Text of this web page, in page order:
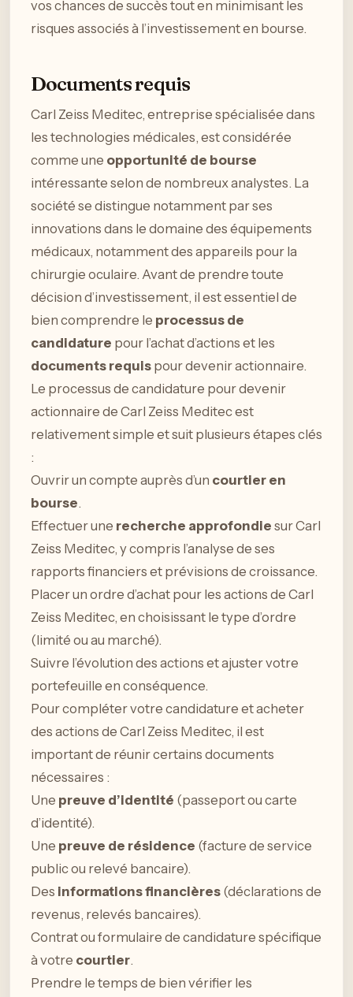
vos chances de succès tout en minimisant les
risques associés à l’investissement en bourse.
Documents requis
Carl Zeiss Meditec, entreprise spécialisée dans
les technologies médicales, est considérée
comme une opportunité de bourse
intéressante selon de nombreux analystes. La
société se distingue notamment par ses
innovations dans le domaine des équipements
médicaux, notamment des appareils pour la
chirurgie oculaire. Avant de prendre toute
décision d’investissement, il est essentiel de
bien comprendre le processus de
candidature pour l’achat d’actions et les
documents requis pour devenir actionnaire.
Le processus de candidature pour devenir
actionnaire de Carl Zeiss Meditec est
relativement simple et suit plusieurs étapes clés
:
Ouvrir un compte auprès d’un courtier en
bourse.
Effectuer une recherche approfondie sur Carl
Zeiss Meditec, y compris l’analyse de ses
rapports financiers et prévisions de croissance.
Placer un ordre d’achat pour les actions de Carl
Zeiss Meditec, en choisissant le type d’ordre
(limité ou au marché).
Suivre l’évolution des actions et ajuster votre
portefeuille en conséquence.
Pour compléter votre candidature et acheter
des actions de Carl Zeiss Meditec, il est
important de réunir certains documents
nécessaires :
Une preuve d’identité (passeport ou carte
d’identité).
Une preuve de résidence (facture de service
public ou relevé bancaire).
Des informations financières (déclarations de
revenus, relevés bancaires).
Contrat ou formulaire de candidature spécifique
à votre courtier.
Prendre le temps de bien vérifier les